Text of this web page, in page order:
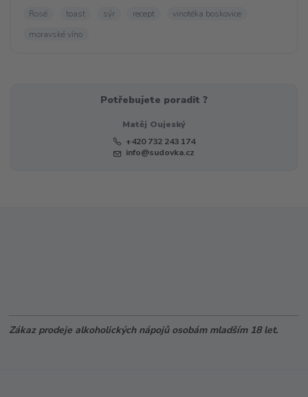
Rosé
toast sýr recept
vinotéka boskovice
moravské víno
Potřebujete poradit ?
Matěj Oujeský
+420 732 243 174
info@sudovka.cz
Zákaz prodeje alkoholických nápojů osobám mladším 18 let.